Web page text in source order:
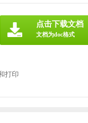
打印
点击下载文档
文档为doc格式